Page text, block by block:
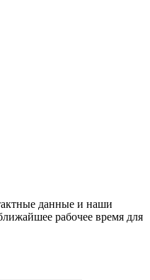
данные и наши
рабочее время для